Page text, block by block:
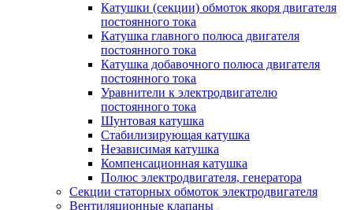
Катушки (секции) обмоток якоря двигателя
постоянного тока
Катушка главного полюса двигателя
постоянного тока
Катушка добавочного полюса двигателя
постоянного тока
Уравнители к электродвигателю
постоянного тока
Шунтовая катушка
Стабилизирующая катушка
Независимая катушка
Компенсационная катушка
Полюс электродвигателя, генератора
Секции статорных обмоток электродвигателя
Вентиляционные клапаны